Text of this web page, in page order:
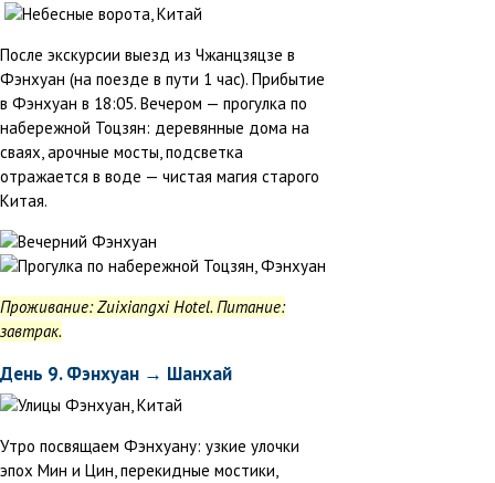
После экскурсии выезд из Чжанцзяцзе в
Фэнхуан (на поезде в пути 1 час). Прибытие
в Фэнхуан в 18:05. Вечером — прогулка по
набережной Тоцзян: деревянные дома на
сваях, арочные мосты, подсветка
отражается в воде — чистая магия старого
Китая.
Проживание: Zuixiangxi Hotel. Питание:
завтрак.
День 9. Фэнхуан → Шанхай
Утро посвящаем Фэнхуану: узкие улочки
эпох Мин и Цин, перекидные мостики,